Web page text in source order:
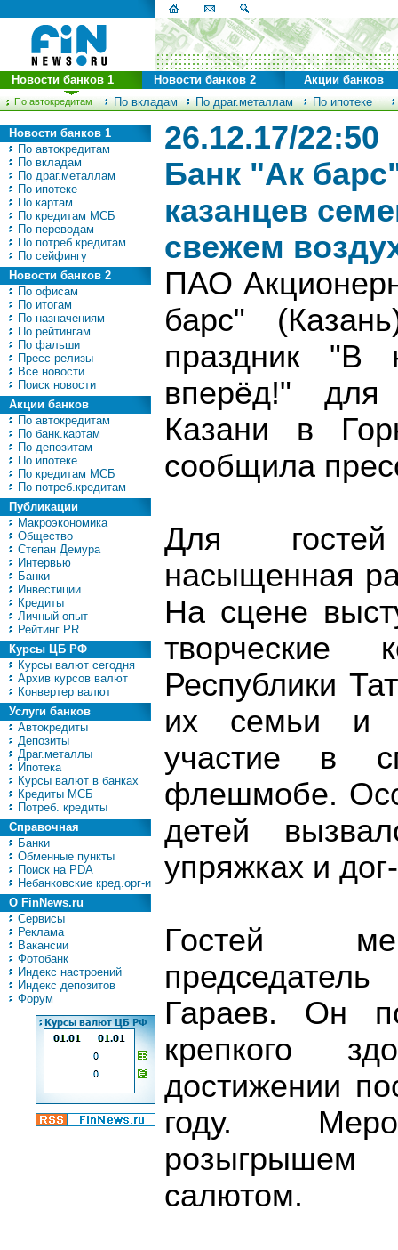
По автокредитам По вкладам По драг.металлам По ипотеке
Новости банков 1 Новости банков 2 Акции банков
Новости банков 1
По автокредитам
По вкладам
По драг.металлам
По ипотеке
По картам
По кредитам МСБ
По переводам
По потреб.кредитам
По сейфингу
Новости банков 2
По офисам
По итогам
По назначениям
По рейтингам
По фальши
Пресс-релизы
Все новости
Поиск новости
Акции банков
По автокредитам
По банк.картам
По депозитам
По ипотеке
По кредитам МСБ
По потреб.кредитам
Публикации
Макроэкономика
Общество
Степан Демура
Интервью
Банки
Инвестиции
Кредиты
Личный опыт
Рейтинг PR
Курсы ЦБ РФ
Курсы валют сегодня
Архив курсов валют
Конвертер валют
Услуги банков
Автокредиты
Депозиты
Драг.металлы
Ипотека
Курсы валют в банках
Кредиты МСБ
Потреб. кредиты
Справочная
Банки
Обменные пункты
Поиск на PDA
Небанковские кред.орг-и
О FinNews.ru
Сервисы
Реклама
Вакансии
Фотобанк
Индекс настроений
Индекс депозитов
Форум
26.12.17/22:50
Банк "Ак
казанцев
свежем
ПАО
барс"
праздник "В
вперёд!" для
Казани в
сообщила
Для
насыщенная
На сцене
творческие
Республики
их семьи и
участие в
флешмобе.
детей
упряжках и
Гостей
Гараев. Он
крепкого
достижении
году.
розыгрышем
салютом.